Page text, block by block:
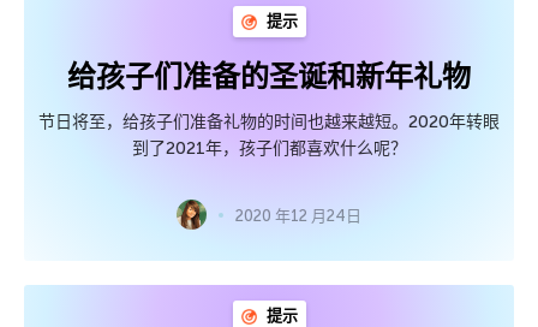
提示
给孩子们准备的圣诞和新年礼物
节日将至，给孩子们准备礼物的时间也越来越短。2020年转眼
到了2021年，孩子们都喜欢什么呢？
2020 年12 月24日
提示